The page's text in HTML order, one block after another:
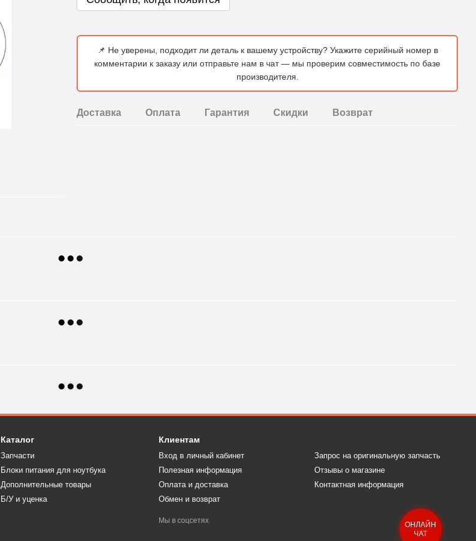
📌 Не уверены, подходит ли деталь к вашему устройству? Укажите серийный номер в
комментарии к заказу или отправьте нам в чат — мы проверим совместимость по базе
производителя.
Доставка Оплата Гарантия Скидки Возврат
Каталог
Запчасти
Блоки питания для ноутбука
Дополнительные товары
Б/У и уценка
Клиентам
Вход в личный кабинет
Полезная информация
Оплата и доставка
Обмен и возврат
Запрос на оригинальную запчасть
Отзывы о магазине
Контактная информация
Мы в соцсетях
ОНЛАЙН
ЧАТ